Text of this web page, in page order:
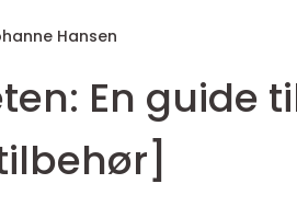
Hansen
En guide